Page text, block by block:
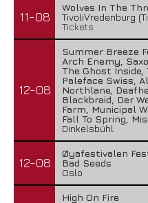
11-08
Wolves In The
TivoliVredenburg
Tickets
12-08
Summer Breeze
Arch Enemy,
The Ghost Inside,
Paleface Swiss,
Northlane,
Blackbraid, Der
Farm, Municipal
Fall To Spring,
Dinkelsbühl
12-08
Øyafestivalen
Bad Seeds
Oslo
High On Fire